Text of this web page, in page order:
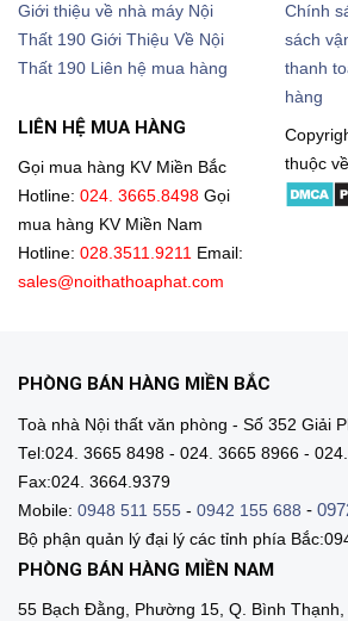
Giới thiệu về nhà máy Nội
Thất 190 Giới Thiệu Về Nội
Thất 190 Liên hệ mua hàng
Chính
sách
thanh
hàng
LIÊN HỆ MUA HÀNG
Gọi mua hàng KV Miền Bắc
Hotline: 024. 3665.8498 Gọi
mua hàng KV Miền Nam
Hotline: 028.3511.9211 Email:
sales@noithathoaphat.com
thuộc
PHÒNG BÁN HÀNG MIỀN BẮC
Toà nhà Nội thất văn phòng - Số 352 Giải
Tel:024. 3665 8498 - 024. 3665 8966 -
Fax:024. 3664.9379
Mobile: 0948 511 555 - 0942 155 688 -
Bộ phận quản lý đại lý các tỉnh phía
PHÒNG BÁN HÀNG MIỀN NAM
55 Bạch Đằng, Phường 15, Q. Bình Thạnh,